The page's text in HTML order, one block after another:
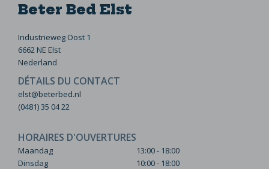
Beter Bed Elst
Industrieweg Oost 1
6662 NE Elst
Nederland
DÉTAILS DU CONTACT
elst@beterbed.nl
(0481) 35 04 22
HORAIRES D'OUVERTURES
Maandag
13:00 - 18:00
Dinsdag
10:00 - 18:00